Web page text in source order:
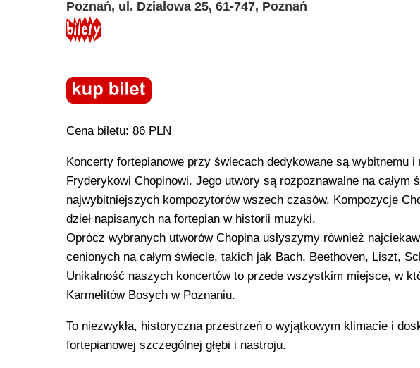
Poznań, ul. Działowa 25, 61-747, Poznań
Cena biletu: 86 PLN
Koncerty fortepianowe przy świecach dedykowane są wybitnemu
Fryderykowi Chopinowi. Jego utwory są rozpoznawalne na
najwybitniejszych kompozytorów wszech czasów. Kompozycje
dzieł napisanych na fortepian w historii muzyki.
Oprócz wybranych utworów Chopina usłyszymy również
cenionych na całym świecie, takich jak Bach, Beethoven, Liszt,
Unikalność naszych koncertów to przede wszystkim miejsce, w
Karmelitów Bosych w Poznaniu.
To niezwykła, historyczna przestrzeń o wyjątkowym klimacie i
fortepianowej szczególnej głębi i nastroju.